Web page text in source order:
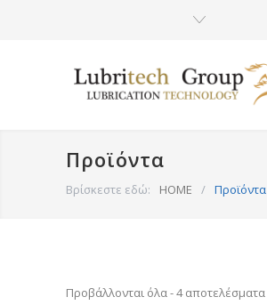
Προϊόντα
Βρίσκεστε εδώ: HOME / Προϊόντα
Προβάλλονται όλα - 4 αποτελέσματα